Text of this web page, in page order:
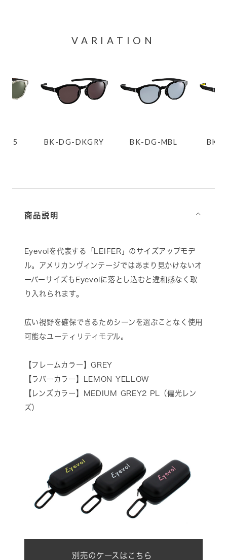
VARIATION
BK-DG-DKGRY BK-DG-MBL BK-
商品説明 ⌵
Eyevolを代表する「LEIFER」のサイズアップモデ
ル。アメリカンヴィンテージではあまり見かけないオ
ーバーサイズもEyevolに落とし込むと違和感なく取
り入れられます。
広い視野を確保できるためシーンを選ぶことなく使用
可能なユーティリティモデル。
【フレームカラー】GREY
【ラバーカラー】LEMON YELLOW
【レンズカラー】MEDIUM GREY2 PL（偏光レン
ズ）
別売のケースはこちら